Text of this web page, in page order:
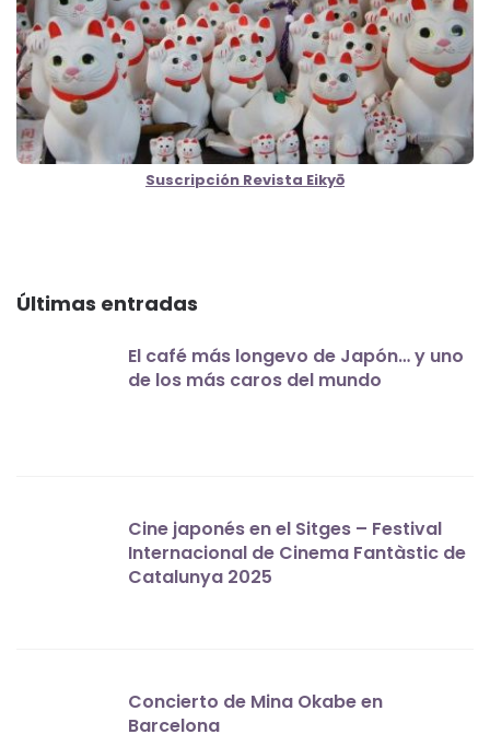
Suscripción Revista Eikyō
Últimas entradas
El café más longevo de Japón… y uno
de los más caros del mundo
Cine japonés en el Sitges – Festival
Internacional de Cinema Fantàstic de
Catalunya 2025
Concierto de Mina Okabe en
Barcelona